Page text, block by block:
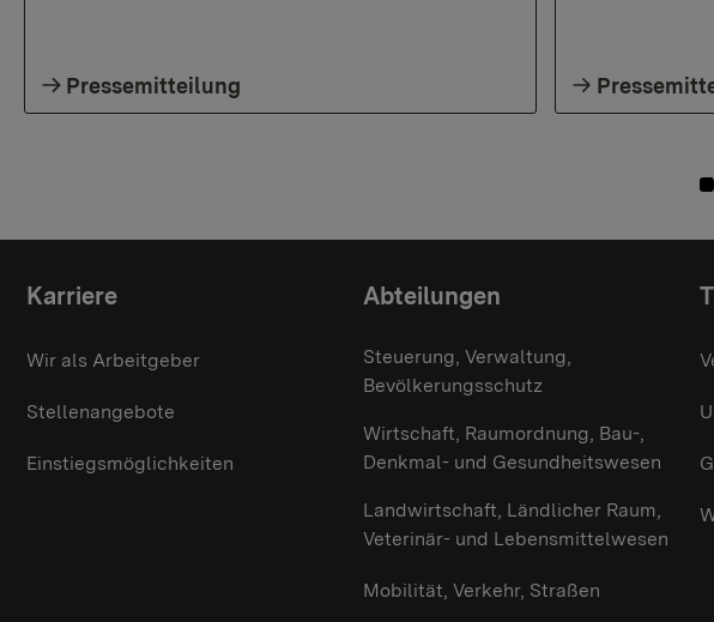
Pressemitteilung
Themenübersicht
Karriere
Wir als Arbeitgeber
Stellenangebote
Einstiegsmöglichkeiten
Abteilungen
Steuerung, Verwaltung,
Bevölkerungsschutz
Wirtschaft, Raumordnung, Bau-,
Denkmal- und Gesundheitswesen
Landwirtschaft, Ländlicher Raum,
Veterinär- und Lebensmittelwesen
Mobilität, Verkehr, Straßen